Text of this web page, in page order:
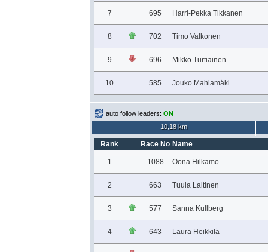
7 695 Harri-Pekka Tikkanen
8 702 Timo Valkonen
9 696 Mikko Turtiainen
10 585 Jouko Mahlamäki
auto follow leaders: ON
10,18 km
Rank Race No Name
1 1088 Oona Hilkamo
2 663 Tuula Laitinen
3 577 Sanna Kullberg
4 643 Laura Heikkilä